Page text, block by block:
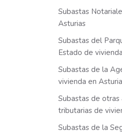
Subastas
Asturias
Subastas del
Estado de
Subastas de la
vivienda en
Subastas de
tributarias de
Subastas de la